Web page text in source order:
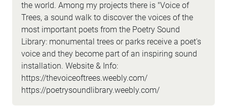
the world. Among my projects there is "Voice of
Trees, a sound walk to discover the voices of the
most important poets from the Poetry Sound
Library: monumental trees or parks receive a poet's
voice and they become part of an inspiring sound
installation. Website & Info:
https://thevoiceoftrees.weebly.com/
https://poetrysoundlibrary.weebly.com/